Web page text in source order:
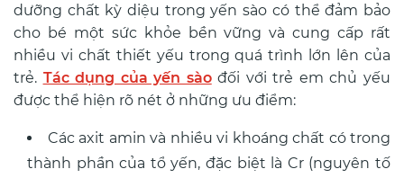
dưỡng chất kỳ diệu trong yến sào có thể đảm bảo
cho bé một sức khỏe bền vững và cung cấp rất
nhiều vi chất thiết yếu trong quá trình lớn lên của
trẻ. Tác dụng của yến sàođối với trẻ em chủ yếu
được thể hiện rõ nét ở những ưu điểm:
Các axit amin và nhiều vi khoáng chất có trong
thành phần của tổ yến, đặc biệt là Cr (nguyên tố